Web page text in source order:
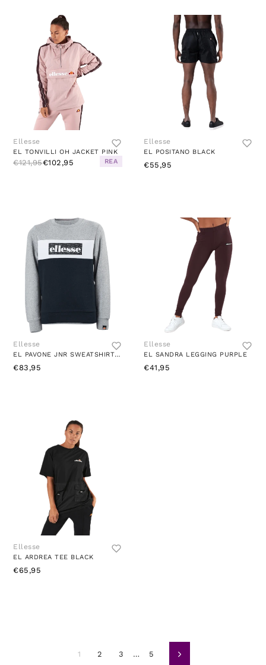
Ellesse
EL TONVILLI OH JACKET PINK
€121,95€102,95 REA
Ellesse
EL POSITANO BLACK
€55,95
Ellesse
EL PAVONE JNR SWEATSHIRT GREY MARL
€83,95
Ellesse
EL SANDRA LEGGING PURPLE
€41,95
Ellesse
EL ARDREA TEE BLACK
€65,95
1 2 3 … 5 Suivant